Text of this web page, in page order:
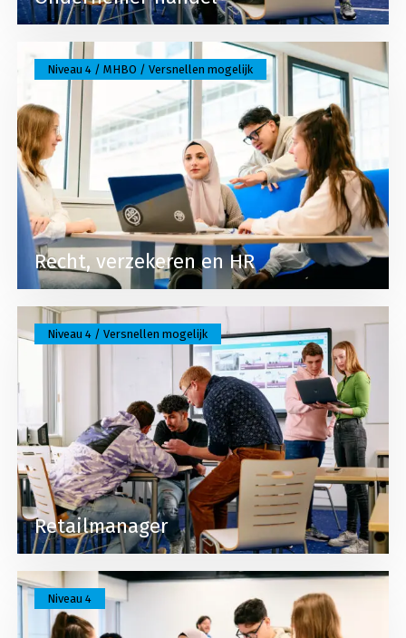
Recht, verzekeren en HR
Niveau 4 / MHBO / Versnellen mogelijk
Lees meer over Recht, verzekeren en HR
Retailmanager
Niveau 4 / Versnellen mogelijk
Lees meer over Retailmanager
Niveau 4
Lees meer over Retailmanager BBL